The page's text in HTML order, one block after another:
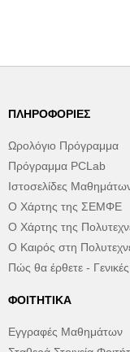
ΠΛΗΡΟΦΟΡΊΕΣ
Ωρολόγιο Πρόγραμμα
Πρόγραμμα PCLab
Ιστοσελίδες
Ο Χάρτης της ΣΕΜΦΕ
Ο Χάρτης της
Ο Καιρός στη
Πώς θα έρθετε -
ΦΟΙΤΗΤΙΚΆ
Εγγραφές Μαθημάτων